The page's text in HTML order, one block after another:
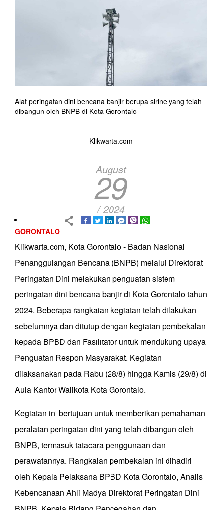
Alat peringatan dini bencana banjir berupa sirine yang telah
dibangun oleh BNPB di Kota Gorontalo
Klikwarta.com
August
29
/ 2024
GORONTALO
Klikwarta.com, Kota Gorontalo - Badan Nasional
Penanggulangan Bencana (BNPB) melalui Direktorat
Peringatan Dini melakukan penguatan sistem
peringatan dini bencana banjir di Kota Gorontalo tahun
2024. Beberapa rangkaian kegiatan telah dilakukan
sebelumnya dan ditutup dengan kegiatan pembekalan
kepada BPBD dan Fasilitator untuk mendukung upaya
Penguatan Respon Masyarakat. Kegiatan
dilaksanakan pada Rabu (28/8) hingga Kamis (29/8) di
Aula Kantor Walikota Kota Gorontalo.
Kegiatan ini bertujuan untuk memberikan pemahaman
peralatan peringatan dini yang telah dibangun oleh
BNPB, termasuk tatacara penggunaan dan
perawatannya. Rangkaian pembekalan ini dihadiri
oleh Kepala Pelaksana BPBD Kota Gorontalo, Analis
Kebencanaan Ahli Madya Direktorat Peringatan Dini